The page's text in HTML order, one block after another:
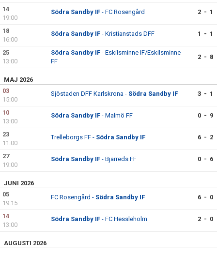
14
19:00
Södra Sandby IF - FC Rosengård 2 - 1
18
16:00
Södra Sandby IF - Kristianstads DFF 1 - 1
25
13:00
Södra Sandby IF - Eskilsminne IF/Eskilsminne
FF
2 - 8
MAJ 2026
03
15:00
Sjöstaden DFF Karlskrona - Södra Sandby IF 3 - 1
10
13:00
Södra Sandby IF - Malmö FF 0 - 9
23
11:00
Trelleborgs FF - Södra Sandby IF 6 - 2
27
19:00
Södra Sandby IF - Bjärreds FF 0 - 6
JUNI 2026
05
19:15
FC Rosengård - Södra Sandby IF 6 - 0
14
13:00
Södra Sandby IF - FC Hessleholm 2 - 0
AUGUSTI 2026